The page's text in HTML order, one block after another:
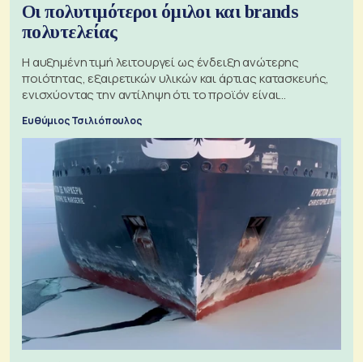
Οι πολυτιμότεροι όμιλοι και brands
πολυτελείας
Η αυξημένη τιμή λειτουργεί ως ένδειξη ανώτερης
ποιότητας, εξαιρετικών υλικών και άρτιας κατασκευής,
ενισχύοντας την αντίληψη ότι το προϊόν είναι
Ευθύμιος Τσιλιόπουλος